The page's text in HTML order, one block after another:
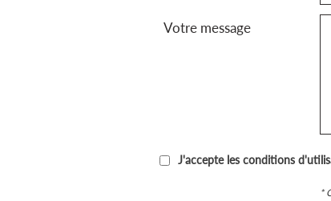
Votre message
J'accepte les conditions
*